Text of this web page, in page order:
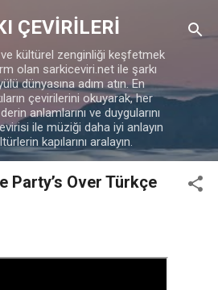
içeriğe atla
ÇEVİRİLERİ
ve kültürel zenginliği keşfetmek
olan sarkiceviri.net ile şarkı
dünyasına adım atın. En
çevirilerini okuyarak, her
anlamlarını ve duygularını
ile müziği daha iyi anlayın
kapılarını aralayın.
Party’s Over Türkçe